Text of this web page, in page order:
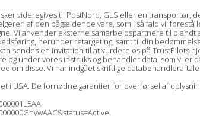
videregives til PostNord, GLS eller en transportør,
af den pågældende vare, som i så fald vil forestå
Vi anvender eksterne samarbejdspartnere til blandt
herunder retargeting, samt til din
sendes en invitation til at vurdere os på TrustPilots
under vores instruks og behandler data, som vi er
om disse. Vi har indgået skriftlige
i USA. De fornødne garantier for overførsel af